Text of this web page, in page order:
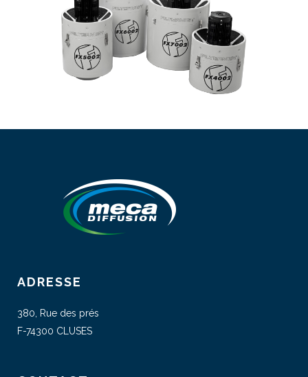
ADRESSE
380, Rue des prés
F-74300 CLUSES